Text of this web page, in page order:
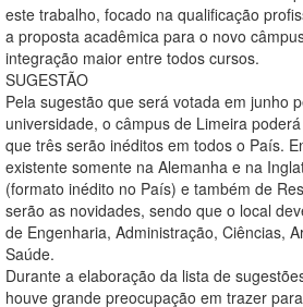
este trabalho, focado na qualificação
a proposta acadêmica para o novo
integração maior entre todos cursos.
SUGESTÃO
Pela sugestão que será votada em junho
universidade, o câmpus de Limeira
que três serão inéditos em todos o País.
existente somente na Alemanha e na
(formato inédito no País) e também de
serão as novidades, sendo que o local
de Engenharia, Administração, Ciências,
Saúde.
Durante a elaboração da lista de
houve grande preocupação em trazer